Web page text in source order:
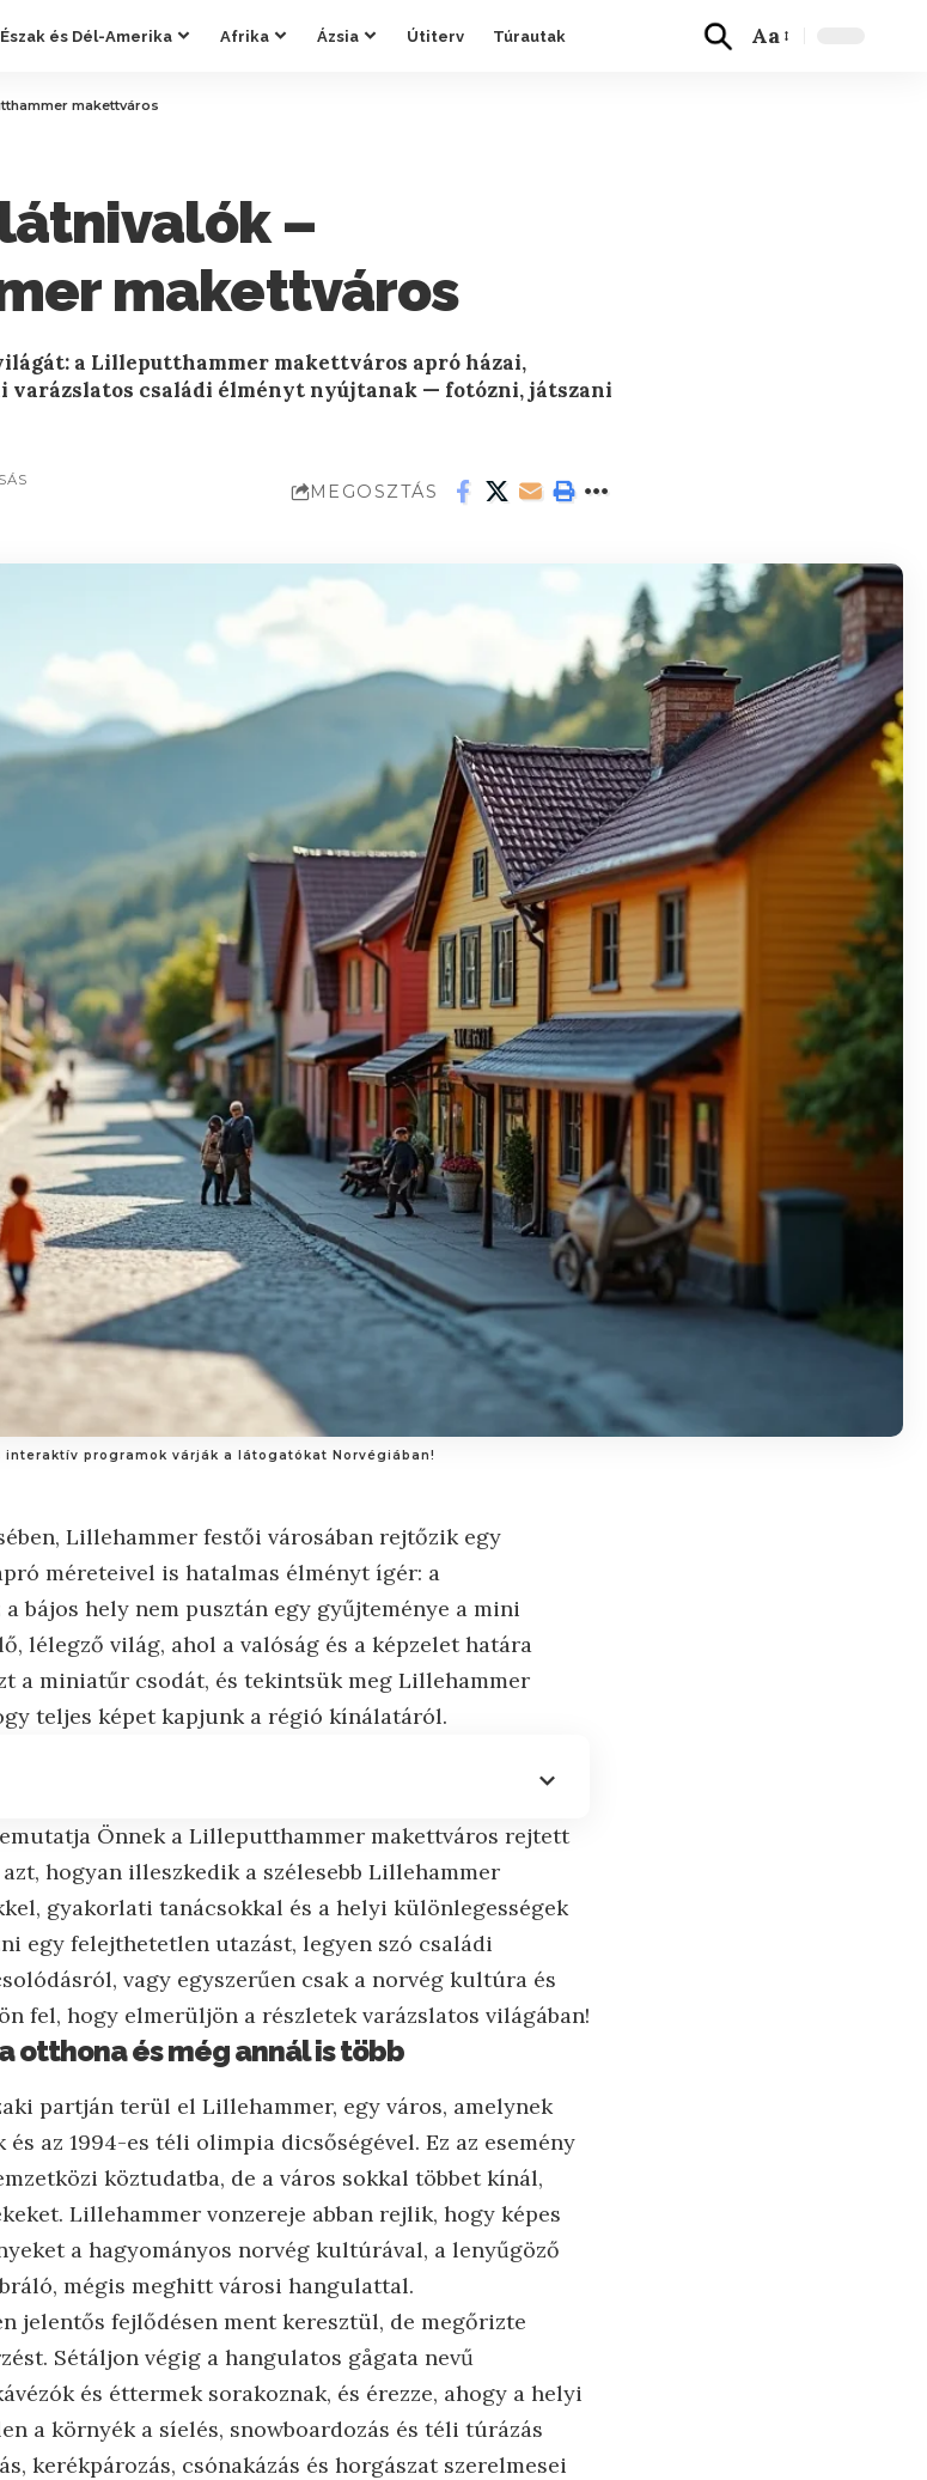
Észak és Dél-Amerika Afrika Ázsia Útiterv Túrautak Aa
makettváros
–
makettváros
a Lilleputthammer makettváros apró házai,
családi élményt nyújtanak — fotózni, játszani
MEGOSZTÁS
programok várják a látogatókat Norvégiában!
Lillehammer festői városában rejtőzik egy
méreteivel is hatalmas élményt ígér: a
bájos hely nem pusztán egy gyűjteménye a mini
lélegző világ, ahol a valóság és a képzelet határa
a miniatűr csodát, és tekintsük meg Lillehammer
teljes képet kapjunk a régió kínálatáról.
Önnek a Lilleputthammer makettváros rejtett
hogyan illeszkedik a szélesebb Lillehammer
gyakorlati tanácsokkal és a helyi különlegességek
egy felejthetetlen utazást, legyen szó családi
vagy egyszerűen csak a norvég kultúra és
fel, hogy elmerüljön a részletek varázslatos világában!
otthona és még annál is több
partján terül el Lillehammer, egy város, amelynek
az 1994-es téli olimpia dicsőségével. Ez az esemény
köztudatba, de a város sokkal többet kínál,
Lillehammer vonzereje abban rejlik, hogy képes
a hagyományos norvég kultúrával, a lenyűgöző
mégis meghitt városi hangulattal.
jelentős fejlődésen ment keresztül, de megőrizte
Sétáljon végig a hangulatos gågata nevű
és éttermek sorakoznak, és érezze, ahogy a helyi
a környék a síelés, snowboardozás és téli túrázás
kerékpározás, csónakázás és horgászat szerelmesei